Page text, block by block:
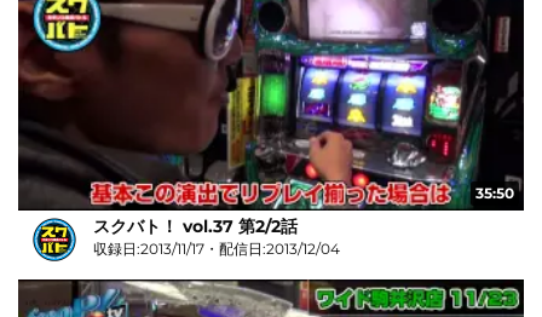
35:50
スクバト！ vol.37 第2/2話
収録日:2013/11/17・配信日:2013/12/04